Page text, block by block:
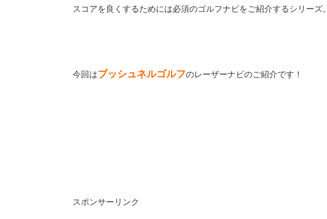
スコアを良くするためには必須のゴルフナビをご紹介するシリーズ。
今回はブッシュネルゴルフのレーザーナビのご紹介です！
スポンサーリンク